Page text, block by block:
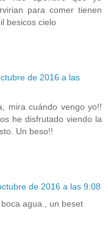
para comer tienen
besicos cielo
de 2016 a las
mira cuándo vengo yo!!
he disfrutado viendo la
Un beso!!
de 2016 a las 9:08
agua., un beset